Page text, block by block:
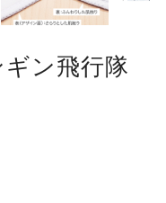
ギン飛行隊